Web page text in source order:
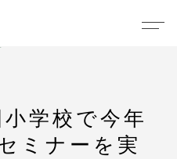
学校で今年
ミナーを実